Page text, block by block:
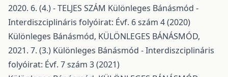
2020. 6. (4.) - TELJES SZÁM Különleges Bánásmód -
Interdiszciplináris folyóirat: Évf. 6 szám 4 (2020)
Különleges Bánásmód, KÜLÖNLEGES BÁNÁSMÓD,
2021. 7. (3.) Különleges Bánásmód - Interdiszciplináris
folyóirat: Évf. 7 szám 3 (2021)